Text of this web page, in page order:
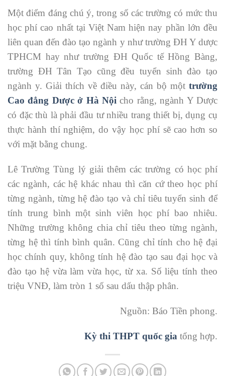
Một điểm đáng chú ý, trong số các trường có mức thu
học phí cao nhất tại Việt Nam hiện nay phần lớn đều
liên quan đến đào tạo ngành y như trường ĐH Y dược
TPHCM hay như trường ĐH Quốc tế Hồng Bàng,
trường ĐH Tân Tạo cũng đều tuyển sinh đào tạo
ngành y. Giải thích về điều này, cán bộ một trường
Cao đẳng Dược ở Hà Nội cho rằng, ngành Y Dược
có đặc thù là phải đầu tư nhiều trang thiết bị, dụng cụ
thực hành thí nghiệm, do vậy học phí sẽ cao hơn so
với mặt bằng chung.
Lê Trường Tùng lý giải thêm các trường có học phí
các ngành, các hệ khác nhau thì căn cứ theo học phí
từng ngành, từng hệ đào tạo và chỉ tiêu tuyển sinh để
tính trung bình một sinh viên học phí bao nhiêu.
Những trường không chia chỉ tiêu theo từng ngành,
từng hệ thì tính bình quân. Cũng chỉ tính cho hệ đại
học chính quy, không tính hệ đào tạo sau đại học và
đào tạo hệ vừa làm vừa học, từ xa. Số liệu tính theo
triệu VNĐ, làm tròn 1 số sau dấu thập phân.
Nguồn: Báo Tiền phong.
Kỳ thi THPT quốc gia tổng hợp.